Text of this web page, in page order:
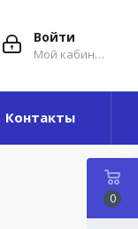
Войти
Мой кабинет
Контакты
0